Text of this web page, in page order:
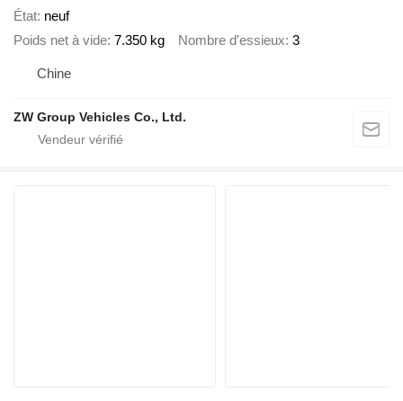
État neuf
Poids net à vide 7.350 kg Nombre d'essieux 3
Chine
ZW Group Vehicles Co., Ltd.